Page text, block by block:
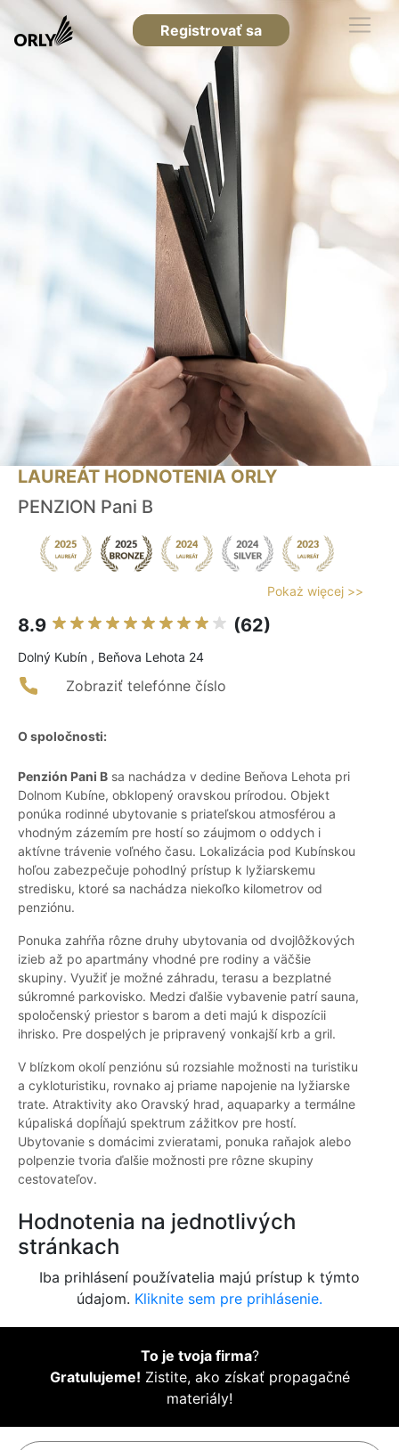
Registrovať sa
LAUREÁT HODNOTENIA ORLY
PENZION Pani B
Pokaż więcej >>
8.9 (62)
Dolný Kubín , Beňova Lehota 24
Zobraziť telefónne číslo
O spoločnosti:
Penzión Pani B sa nachádza v dedine Beňova Lehota pri
Dolnom Kubíne, obklopený oravskou prírodou. Objekt
ponúka rodinné ubytovanie s priateľskou atmosférou a
vhodným zázemím pre hostí so záujmom o oddych i
aktívne trávenie voľného času. Lokalizácia pod Kubínskou
hoľou zabezpečuje pohodlný prístup k lyžiarskemu
stredisku, ktoré sa nachádza niekoľko kilometrov od
penziónu.
Ponuka zahŕňa rôzne druhy ubytovania od dvojlôžkových
izieb až po apartmány vhodné pre rodiny a väčšie
skupiny. Využiť je možné záhradu, terasu a bezplatné
súkromné parkovisko. Medzi ďalšie vybavenie patrí sauna,
spoločenský priestor s barom a deti majú k dispozícii
ihrisko. Pre dospelých je pripravený vonkajší krb a gril.
V blízkom okolí penziónu sú rozsiahle možnosti na turistiku
a cykloturistiku, rovnako aj priame napojenie na lyžiarske
trate. Atraktivity ako Oravský hrad, aquaparky a termálne
kúpaliská dopĺňajú spektrum zážitkov pre hostí.
Ubytovanie s domácimi zvieratami, ponuka raňajok alebo
polpenzie tvoria ďalšie možnosti pre rôzne skupiny
cestovateľov.
Hodnotenia na jednotlivých
stránkach
Iba prihlásení používatelia majú prístup k týmto
údajom. Kliknite sem pre prihlásenie.
To je tvoja firma?
Gratulujeme! Zistite, ako získať propagačné
materiály!